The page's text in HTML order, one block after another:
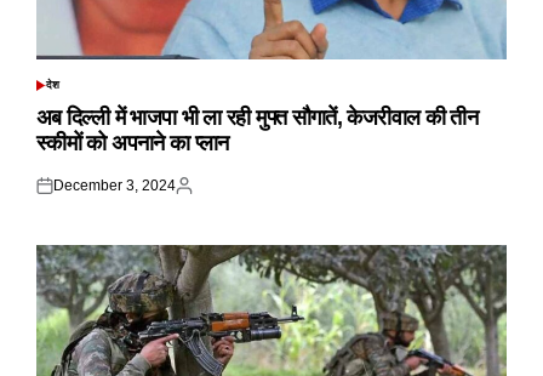
POSTED
देश
अब दिल्ली में भाजपा भी ला रही मुफ्त सौगातें, केजरीवाल की तीन
स्कीमों को अपनाने का प्लान
Posted
December 3, 2024
Posted